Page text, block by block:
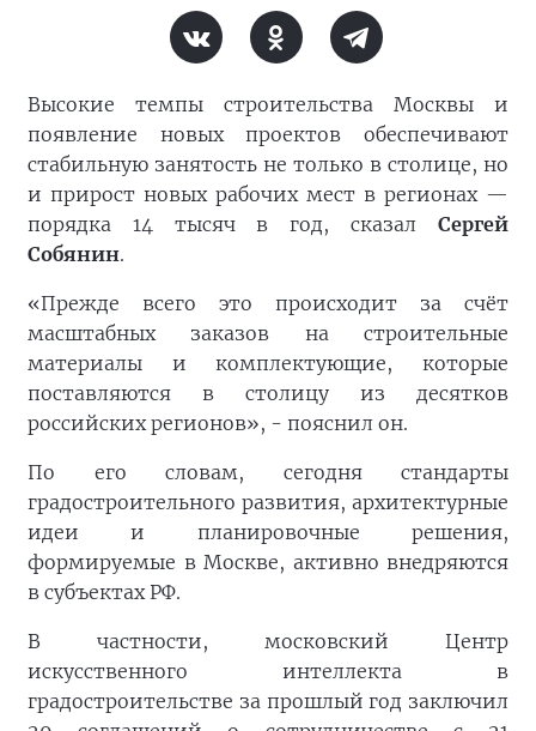
Высокие темпы строительства Москвы и
появление новых проектов обеспечивают
стабильную занятость не только в столице, но
и прирост новых рабочих мест в регионах —
порядка 14 тысяч в год, сказал Сергей
Собянин.
«Прежде всего это происходит за счёт
масштабных заказов на строительные
материалы и комплектующие, которые
поставляются в столицу из десятков
российских регионов», - пояснил он.
По его словам, сегодня стандарты
градостроительного развития, архитектурные
идеи и планировочные решения,
формируемые в Москве, активно внедряются
в субъектах РФ.
В частности, московский Центр
искусственного интеллекта в
градостроительстве за прошлый год заключил